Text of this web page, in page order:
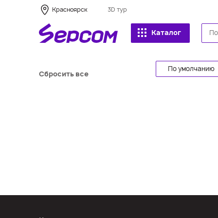
Красноярск 3D тур
Каталог
Сбросить все
По умолчанию